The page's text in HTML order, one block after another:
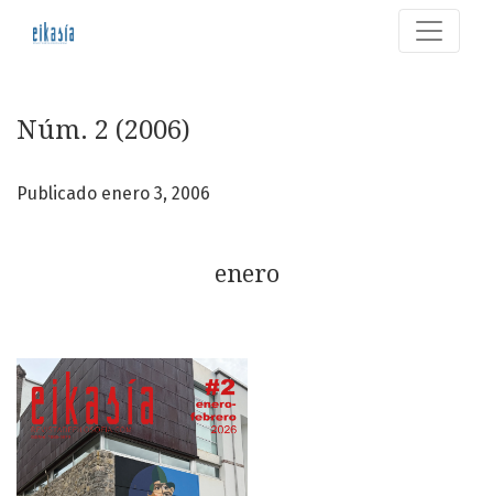
Núm. 2 (2006)
Publicado enero 3, 2006
enero